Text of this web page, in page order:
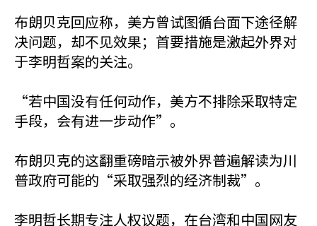
布朗贝克回应称，美方曾试图循台面下途径解
决问题，却不见效果；首要措施是激起外界对
于李明哲案的关注。
“若中国没有任何动作，美方不排除采取特定
手段，会有进一步动作”。
布朗贝克的这翻重磅暗示被外界普遍解读为川
普政府可能的“采取强烈的经济制裁”。
李明哲长期专注人权议题，在台湾和中国网友